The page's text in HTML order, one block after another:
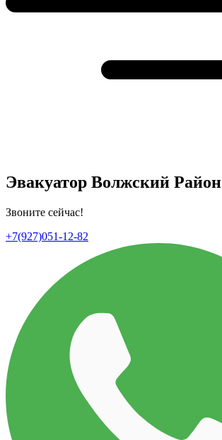
Эвакуатор Волжский Район
Звоните сейчас!
+7(927)051-12-82